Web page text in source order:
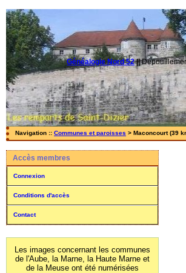
Généalogie Nord 52||
Navigation :: Communes et paroisses > Maconcourt (39
Accès membres
Connexion
Conditions d'accès
Contact
Les images concernant les communes
de l'Aube, la Marne, la Haute Marne et
de la Meuse ont été numérisées